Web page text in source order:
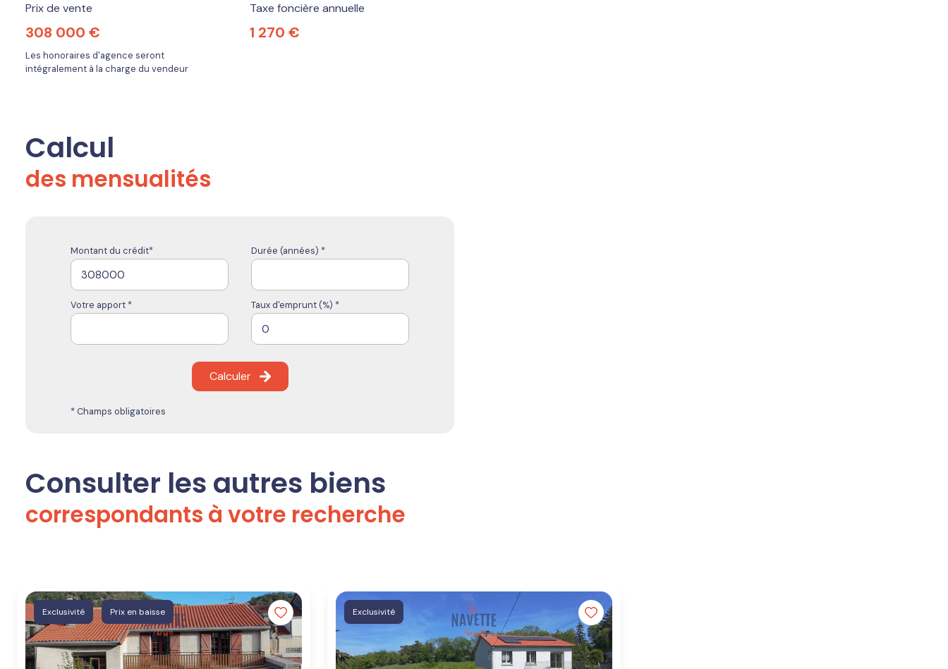
Prix de vente
308 000 €
Les honoraires d'agence seront
intégralement à la charge du vendeur
Taxe foncière annuelle
1 270 €
Calcul
des mensualités
Montant du crédit* Durée (années) *
Votre apport * Taux d'emprunt (%) *
Calculer
* Champs obligatoires
Consulter les autres biens
correspondants à votre recherche
Exclusivité Prix en baisse Exclusivité